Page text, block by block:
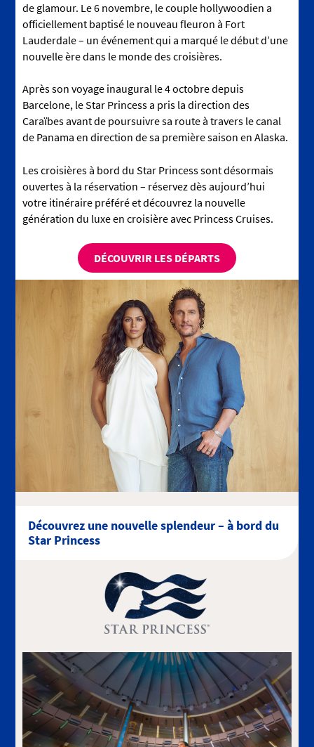
de glamour. Le 6 novembre, le couple hollywoodien a
officiellement baptisé le nouveau fleuron à Fort
Lauderdale – un événement qui a marqué le début d’une
nouvelle ère dans le monde des croisières.
Après son voyage inaugural le 4 octobre depuis
Barcelone, le Star Princess a pris la direction des
Caraïbes avant de poursuivre sa route à travers le canal
de Panama en direction de sa première saison en Alaska.
Les croisières à bord du Star Princess sont désormais
ouvertes à la réservation – réservez dès aujourd’hui
votre itinéraire préféré et découvrez la nouvelle
génération du luxe en croisière avec Princess Cruises.
DÉCOUVRIR LES DÉPARTS
Découvrez une nouvelle splendeur – à bord du
Star Princess